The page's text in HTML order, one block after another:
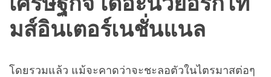
มส์อินเตอร์เนชั่นแนล
โดยรวมแล้ว แม้จะคาดว่าจะชะลอตัวในไตรมาสต่อๆ